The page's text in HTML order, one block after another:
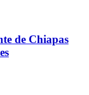
de Chiapas